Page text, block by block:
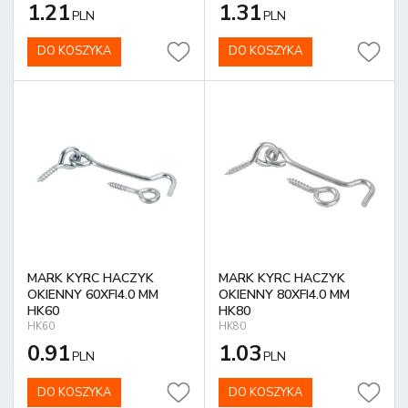
1.21PLN
DO KOSZYKA
1.31PLN
DO KOSZYKA
MARK KYRC HACZYK
OKIENNY 60XFI4.0 MM
HK60
HK60
0.91PLN
DO KOSZYKA
MARK KYRC HACZYK
OKIENNY 80XFI4.0 MM
HK80
HK80
1.03PLN
DO KOSZYKA